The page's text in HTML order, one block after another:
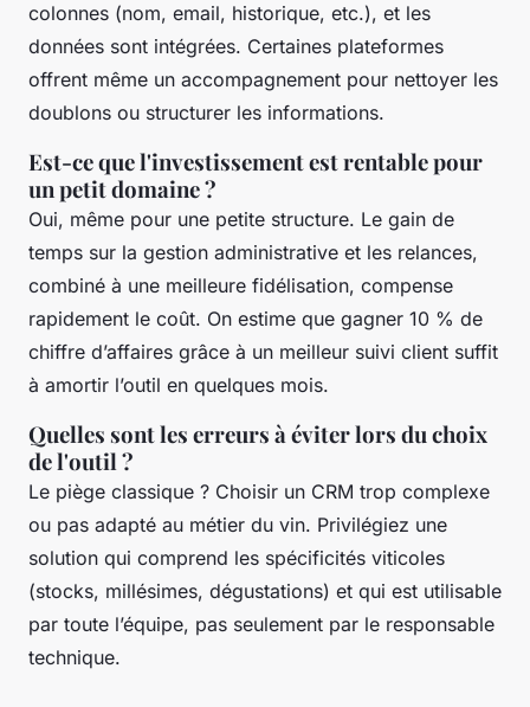
colonnes (nom, email, historique, etc.), et les
données sont intégrées. Certaines plateformes
offrent même un accompagnement pour nettoyer les
doublons ou structurer les informations.
Est-ce que l'investissement est rentable pour
un petit domaine ?
Oui, même pour une petite structure. Le gain de
temps sur la gestion administrative et les relances,
combiné à une meilleure fidélisation, compense
rapidement le coût. On estime que gagner 10 % de
chiffre d’affaires grâce à un meilleur suivi client suffit
à amortir l’outil en quelques mois.
Quelles sont les erreurs à éviter lors du choix
de l'outil ?
Le piège classique ? Choisir un CRM trop complexe
ou pas adapté au métier du vin. Privilégiez une
solution qui comprend les spécificités viticoles
(stocks, millésimes, dégustations) et qui est utilisable
par toute l’équipe, pas seulement par le responsable
technique.